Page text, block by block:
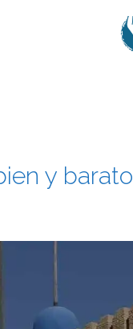
y barato